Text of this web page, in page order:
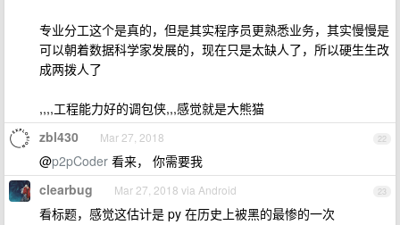
专业分工这个是真的，但是其实程序员更熟悉业务，其实慢慢是
可以朝着数据科学家发展的，现在只是太缺人了，所以硬生生改
成两拨人了
,,,,工程能力好的调包侠,,,感觉就是大熊猫
22
zbl430 Mar 27, 2018
@p2pCoder 看来， 你需要我
23
clearbug Mar 27, 2018 via Android
看标题，感觉这估计是 py 在历史上被黑的最惨的一次